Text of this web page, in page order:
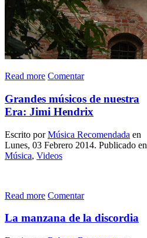
Read more Comentar
Grandes músicos de nuestra
Era: Jimi Hendrix
Escrito porMúsica Recomendada en
Lunes, 03 Febrero 2014. Publicado en
Música, Videos
Read more Comentar
La manzana de la discordia